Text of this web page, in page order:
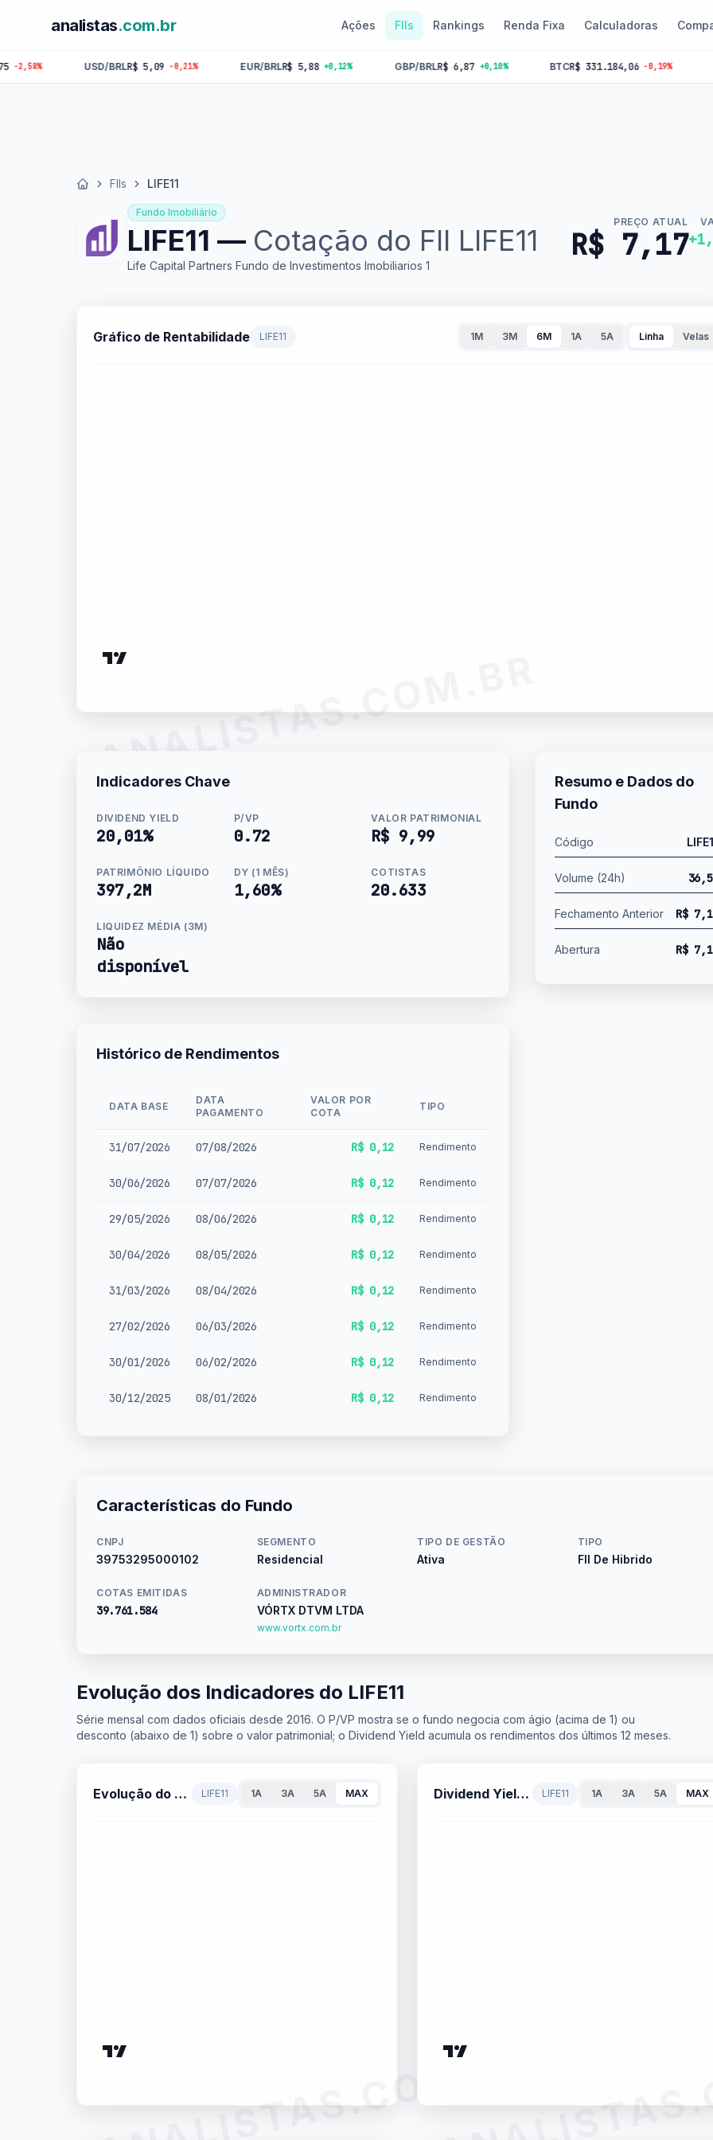
analistas.com.br Ações FIIs Rankings Renda Fixa Calculadoras
BRLR$ 5,09 -0,21% EUR/BRLR$ 5,88 +0,12% GBP/BRLR$ 6,87 +0,10% BTC R$ 331.184,06 -0,19% SELIC14%
Início FIIs LIFE11
Fundo Imobiliário
LIFE11 — Cotação do FII LIFE11
Life Capital Partners Fundo de Investimentos Imobiliarios 1
PREÇO ATUAL
R$ 7,17
Gráfico de Rentabilidade LIFE11 1M 3M 6M 1A 5A Linha Velas
ANALISTAS.COM.BR
Indicadores Chave
DIVIDEND YIELD
20,01%
P/VP
0.72
VALOR PATRIMONIAL
R$ 9,99
PATRIMÔNIO LÍQUIDO
397,2M
DY (1 MÊS)
1,60%
COTISTAS
20.633
LIQUIDEZ MÉDIA (3M)
Não
disponível
Histórico de Rendimentos
DATA BASE
DATA
PAGAMENTO
VALOR POR
COTA
TIPO
31/07/2026 07/08/2026 R$ 0,12 Rendimento
30/06/2026 07/07/2026 R$ 0,12 Rendimento
29/05/2026 08/06/2026 R$ 0,12 Rendimento
30/04/2026 08/05/2026 R$ 0,12 Rendimento
31/03/2026 08/04/2026 R$ 0,12 Rendimento
27/02/2026 06/03/2026 R$ 0,12 Rendimento
30/01/2026 06/02/2026 R$ 0,12 Rendimento
30/12/2025 08/01/2026 R$ 0,12 Rendimento
Resumo e Dados do
Fundo
Código
Volume (24h)
Fechamento Anterior R$
Abertura R$
Características do Fundo
CNPJ
39753295000102
SEGMENTO
Residencial
TIPO DE GESTÃO
Ativa
TIPO
FII De Hibrido
COTAS EMITIDAS
39.761.584
ADMINISTRADOR
VÓRTX DTVM LTDA
www.vortx.com.br
Evolução dos Indicadores do LIFE11
Série mensal com dados oficiais desde 2016. O P/VP mostra se o fundo negocia com ágio (acima de 1) ou
desconto (abaixo de 1) sobre o valor patrimonial; o Dividend Yield acumula os rendimentos dos últimos 12 meses.
Evolução do P/VP LIFE11 1A 3A 5A MAX
ANALISTAS.COM.BR
Dividend Yield — 12 meses (%) LIFE11 1A 3A 5A MAX